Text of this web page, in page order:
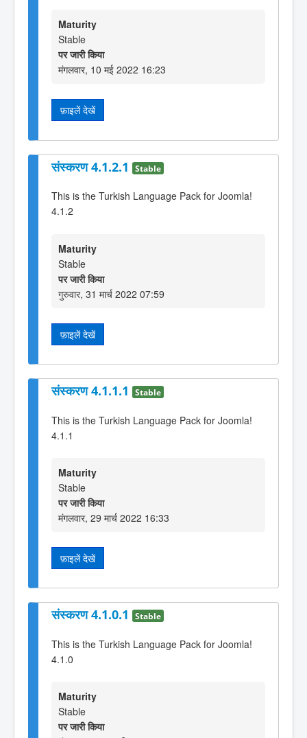
Maturity
Stable
पर जारी किया
मंगलवार, 10 मई 2022 16:23
फ़ाइलें देखें
संस्करण 4.1.2.1 Stable
This is the Turkish Language Pack for Joomla!
4.1.2
Maturity
Stable
पर जारी किया
गुरुवार, 31 मार्च 2022 07:59
फ़ाइलें देखें
संस्करण 4.1.1.1 Stable
This is the Turkish Language Pack for Joomla!
4.1.1
Maturity
Stable
पर जारी किया
मंगलवार, 29 मार्च 2022 16:33
फ़ाइलें देखें
संस्करण 4.1.0.1 Stable
This is the Turkish Language Pack for Joomla!
4.1.0
Maturity
Stable
पर जारी किया